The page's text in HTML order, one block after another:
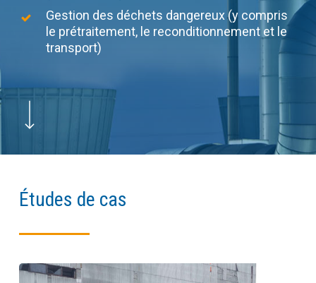
Gestion des déchets dangereux (y compris
le prétraitement, le reconditionnement et le
transport)
Navigate to the next section
Études de cas